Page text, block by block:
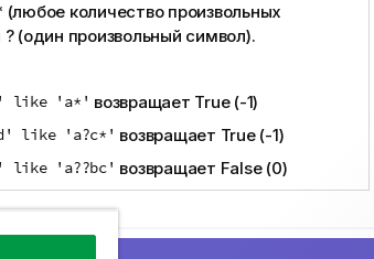
(любое количество произвольных
(один произвольный символ).
like 'a*' возвращает True(-1)
like 'a?c*' возвращает True(-1)
like 'a??bc' возвращает False(0)